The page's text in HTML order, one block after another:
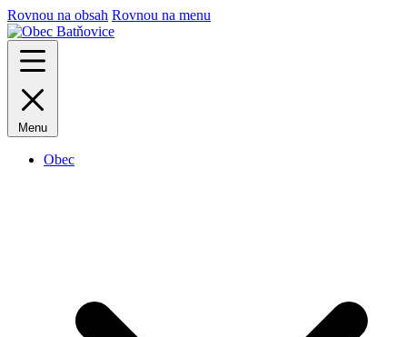
Rovnou na obsah Rovnou na menu
Menu
Obec